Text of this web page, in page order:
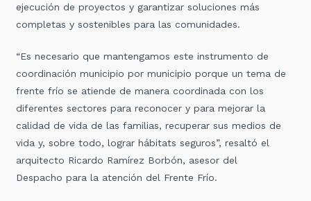
ejecución de proyectos y garantizar soluciones más
completas y sostenibles para las comunidades.
“Es necesario que mantengamos este instrumento de
coordinación municipio por municipio porque un tema de
frente frío se atiende de manera coordinada con los
diferentes sectores para reconocer y para mejorar la
calidad de vida de las familias, recuperar sus medios de
vida y, sobre todo, lograr hábitats seguros”, resaltó el
arquitecto Ricardo Ramírez Borbón, asesor del
Despacho para la atención del Frente Frío.